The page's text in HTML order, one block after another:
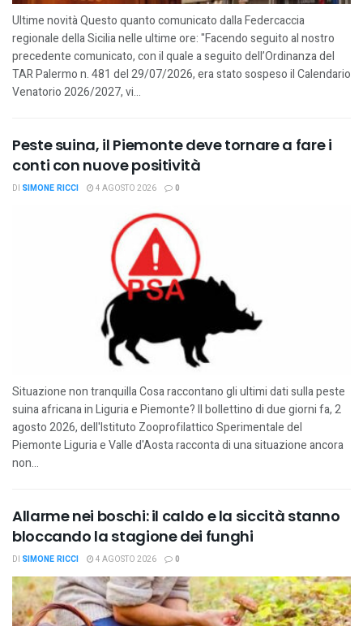
Ultime novità Questo quanto comunicato dalla Federcaccia
regionale della Sicilia nelle ultime ore: "Facendo seguito al nostro
precedente comunicato, con il quale a seguito dell’Ordinanza del
TAR Palermo n. 481 del 29/07/2026, era stato sospeso il Calendario
Venatorio 2026/2027, vi...
Peste suina, il Piemonte deve tornare a fare i
conti con nuove positività
DI SIMONE RICCI 4 AGOSTO 2026 0
Situazione non tranquilla Cosa raccontano gli ultimi dati sulla peste
suina africana in Liguria e Piemonte? Il bollettino di due giorni fa, 2
agosto 2026, dell'Istituto Zooprofilattico Sperimentale del
Piemonte Liguria e Valle d'Aosta racconta di una situazione ancora
non...
Allarme nei boschi: il caldo e la siccità stanno
bloccando la stagione dei funghi
DI SIMONE RICCI 4 AGOSTO 2026 0